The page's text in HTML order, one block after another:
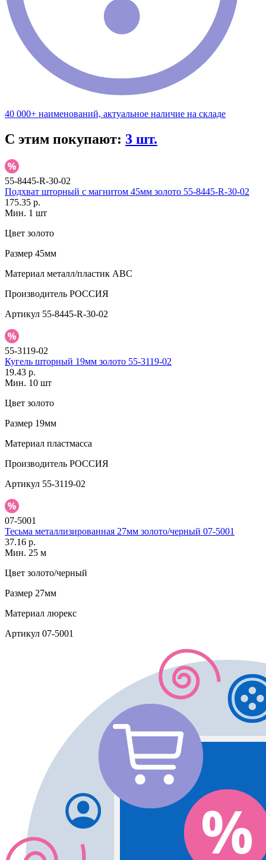
40 000+ наименований, актуальное наличие на складе
С этим покупают: 3 шт.
55-8445-R-30-02
Подхват шторный с магнитом 45мм золото 55-8445-R-30-02
175.35 р.
Мин. 1 шт
Цвет золото
Размер 45мм
Материал металл/пластик АВС
Производитель РОССИЯ
Артикул 55-8445-R-30-02
55-3119-02
Кугель шторный 19мм золото 55-3119-02
19.43 р.
Мин. 10 шт
Цвет золото
Размер 19мм
Материал пластмасса
Производитель РОССИЯ
Артикул 55-3119-02
07-5001
Тесьма металлизированная 27мм золото/черный 07-5001
37.16 р.
Мин. 25 м
Цвет золото/черный
Размер 27мм
Материал люрекс
Артикул 07-5001